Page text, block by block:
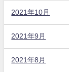
2021年10月
2021年9月
2021年8月